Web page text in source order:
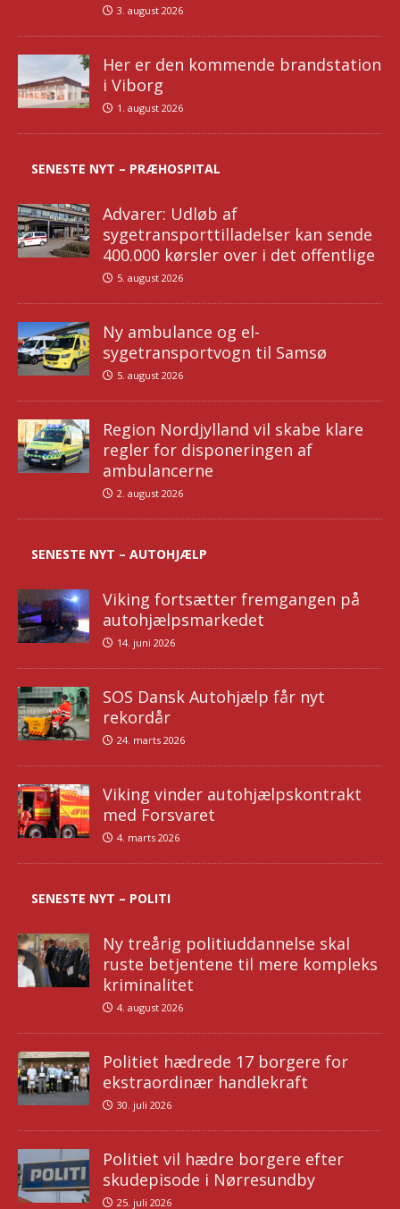
3. august 2026
Her er den kommende brandstation
i Viborg
1. august 2026
SENESTE NYT – PRÆHOSPITAL
Advarer: Udløb af
sygetransporttilladelser kan sende
400.000 kørsler over i det offentlige
5. august 2026
Ny ambulance og el-
sygetransportvogn til Samsø
5. august 2026
Region Nordjylland vil skabe klare
regler for disponeringen af
ambulancerne
2. august 2026
SENESTE NYT – AUTOHJÆLP
Viking fortsætter fremgangen på
autohjælpsmarkedet
14. juni 2026
SOS Dansk Autohjælp får nyt
rekordår
24. marts 2026
Viking vinder autohjælpskontrakt
med Forsvaret
4. marts 2026
SENESTE NYT – POLITI
Ny treårig politiuddannelse skal
ruste betjentene til mere kompleks
kriminalitet
4. august 2026
Politiet hædrede 17 borgere for
ekstraordinær handlekraft
30. juli 2026
Politiet vil hædre borgere efter
skudepisode i Nørresundby
25. juli 2026